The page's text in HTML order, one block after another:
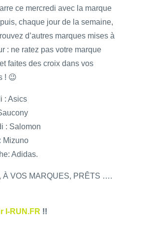
ce mercredi avec la marque
chaque jour de la semaine,
d’autres marques mises à
: ne ratez pas votre marque
faites des croix dans vos
! 😉
: Asics
: Salomon
Mizuno
Adidas.
À VOS MARQUES, PRÊTS ….
I-RUN.FR !!